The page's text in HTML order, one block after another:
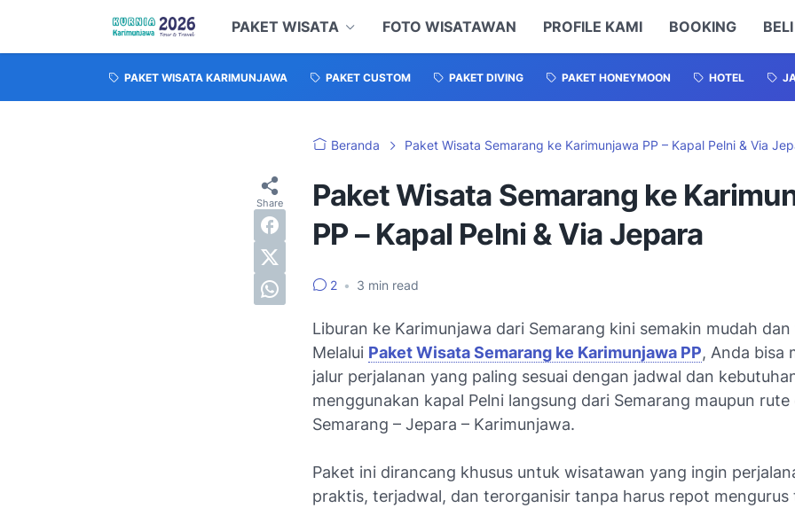
PAKET WISATA FOTO WISATAWAN PROFILE KAMI BOOKING
PAKET WISATA KARIMUNJAWA PAKET CUSTOM PAKET DIVING PAKET HONEYMOON HOTEL
Beranda Paket Wisata Semarang ke Karimunjawa PP – Kapal Pelni & Via
Paket Wisata Semarang ke
PP – Kapal Pelni & Via Jepara
2 • 3 min read
Liburan ke Karimunjawa dari Semarang kini semakin mudah dan
Melalui Paket Wisata Semarang ke Karimunjawa PP, Anda bisa
jalur perjalanan yang paling sesuai dengan jadwal dan
menggunakan kapal Pelni langsung dari Semarang maupun rute
Semarang – Jepara – Karimunjawa.
Paket ini dirancang khusus untuk wisatawan yang ingin
praktis, terjadwal, dan terorganisir tanpa harus repot mengurus